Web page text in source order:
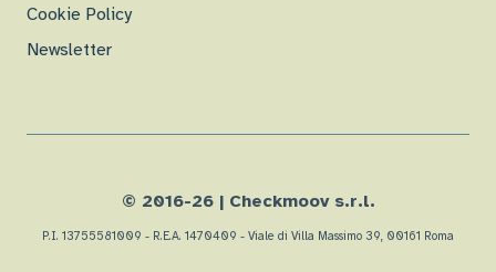
Cookie Policy
Newsletter
© 2016-26| Checkmoov s.r.l.
P.I. 13755581009 - R.E.A. 1470409 - Viale di Villa Massimo 39, 00161 Roma